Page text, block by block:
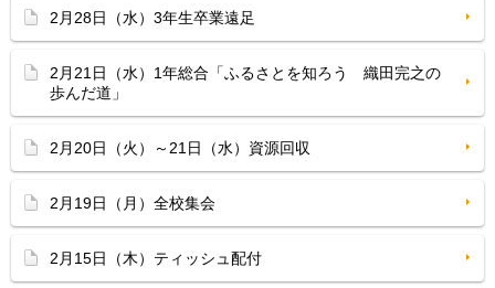
2月28日（水）3年生卒業遠足
2月21日（水）1年総合「ふるさとを知ろう 織田完之の
歩んだ道」
2月20日（火）～21日（水）資源回収
2月19日（月）全校集会
2月15日（木）ティッシュ配付